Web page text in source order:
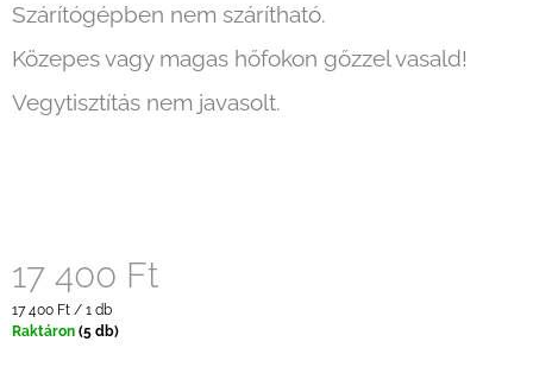
Szárítógépben nem szárítható.
Közepes vagy magas hőfokon gőzzel vasald!
Vegytisztítás nem javasolt.
17 400 Ft
Egységár:
17 400 Ft / 1 db
Raktáron (5 db)